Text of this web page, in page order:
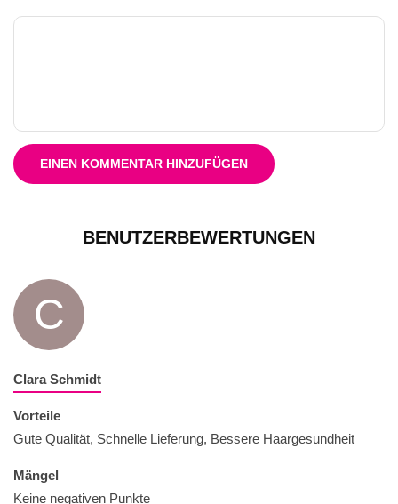
EINEN KOMMENTAR HINZUFÜGEN
BENUTZERBEWERTUNGEN
C
Clara Schmidt
Vorteile
Gute Qualität, Schnelle Lieferung, Bessere Haargesundheit
Mängel
Keine negativen Punkte